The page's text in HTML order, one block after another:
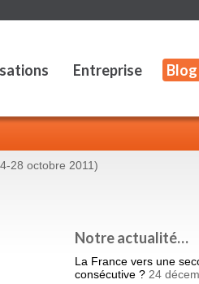
Entreprise Blog
28 octobre 2011)
Notre actualité…
La France vers une
consécutive ? 24